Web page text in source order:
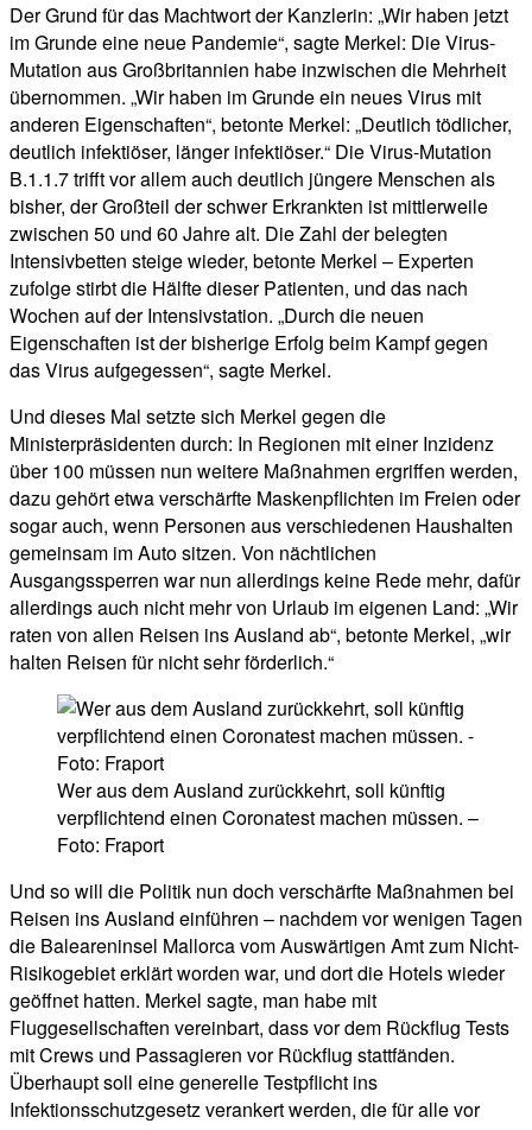
Der Grund für das Machtwort der Kanzlerin: „Wir haben jetzt
im Grunde eine neue Pandemie“, sagte Merkel: Die Virus-
Mutation aus Großbritannien habe inzwischen die Mehrheit
übernommen. „Wir haben im Grunde ein neues Virus mit
anderen Eigenschaften“, betonte Merkel: „Deutlich tödlicher,
deutlich infektiöser, länger infektiöser.“ Die Virus-Mutation
B.1.1.7 trifft vor allem auch deutlich jüngere Menschen als
bisher, der Großteil der schwer Erkrankten ist mittlerweile
zwischen 50 und 60 Jahre alt. Die Zahl der belegten
Intensivbetten steige wieder, betonte Merkel – Experten
zufolge stirbt die Hälfte dieser Patienten, und das nach
Wochen auf der Intensivstation. „Durch die neuen
Eigenschaften ist der bisherige Erfolg beim Kampf gegen
das Virus aufgegessen“, sagte Merkel.
Und dieses Mal setzte sich Merkel gegen die
Ministerpräsidenten durch: In Regionen mit einer Inzidenz
über 100 müssen nun weitere Maßnahmen ergriffen werden,
dazu gehört etwa verschärfte Maskenpflichten im Freien oder
sogar auch, wenn Personen aus verschiedenen Haushalten
gemeinsam im Auto sitzen. Von nächtlichen
Ausgangssperren war nun allerdings keine Rede mehr, dafür
allerdings auch nicht mehr von Urlaub im eigenen Land: „Wir
raten von allen Reisen ins Ausland ab“, betonte Merkel, „wir
halten Reisen für nicht sehr förderlich.“
Wer aus dem Ausland zurückkehrt, soll künftig
verpflichtend einen Coronatest machen müssen. –
Foto: Fraport
Und so will die Politik nun doch verschärfte Maßnahmen bei
Reisen ins Ausland einführen – nachdem vor wenigen Tagen
die Baleareninsel Mallorca vom Auswärtigen Amt zum Nicht-
Risikogebiet erklärt worden war, und dort die Hotels wieder
geöffnet hatten. Merkel sagte, man habe mit
Fluggesellschaften vereinbart, dass vor dem Rückflug Tests
mit Crews und Passagieren vor Rückflug stattfänden.
Überhaupt soll eine generelle Testpflicht ins
Infektionsschutzgesetz verankert werden, die für alle vor